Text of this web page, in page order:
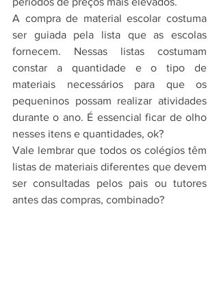
A compra de material escolar costuma
ser guiada pela lista que as escolas
fornecem. Nessas listas costumam
constar a quantidade e o tipo de
materiais necessários para que os
pequeninos possam realizar atividades
durante o ano. É essencial ficar de olho
nesses itens e quantidades, ok?
Vale lembrar que todos os colégios têm
listas de materiais diferentes que devem
ser consultadas pelos pais ou tutores
antes das compras, combinado?